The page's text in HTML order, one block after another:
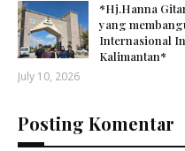
*Hj.Hanna
yang
Internasional
Kalimantan*
July 10, 2026
Posting Komentar